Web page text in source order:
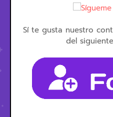
Sí te gusta nuestro
del